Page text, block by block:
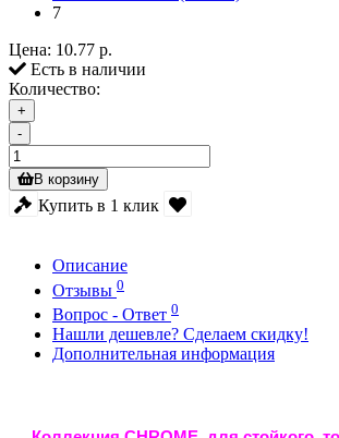
7
Цена: 10.77 р.
Есть в наличии
Количество:
+
-
В корзину
Купить в 1 клик
Описание
Отзывы 0
Вопрос - Ответ 0
Нашли дешевле? Сделаем скидку!
Дополнительная информация